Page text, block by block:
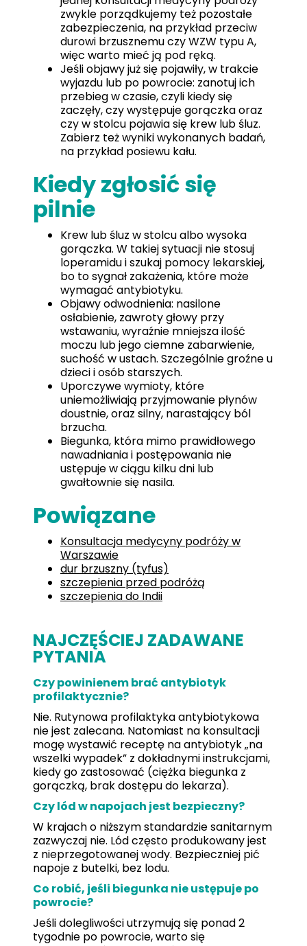
zwykle porządkujemy też pozostałe
zabezpieczenia, na przykład przeciw
durowi brzusznemu czy WZW typu A,
więc warto mieć ją pod ręką.
Jeśli objawy już się pojawiły, w trakcie
wyjazdu lub po powrocie: zanotuj ich
przebieg w czasie, czyli kiedy się
zaczęły, czy występuje gorączka oraz
czy w stolcu pojawia się krew lub śluz.
Zabierz też wyniki wykonanych badań,
na przykład posiewu kału.
Kiedy zgłosić się
pilnie
Krew lub śluz w stolcu albo wysoka
gorączka. W takiej sytuacji nie stosuj
loperamidu i szukaj pomocy lekarskiej,
bo to sygnał zakażenia, które może
wymagać antybiotyku.
Objawy odwodnienia: nasilone
osłabienie, zawroty głowy przy
wstawaniu, wyraźnie mniejsza ilość
moczu lub jego ciemne zabarwienie,
suchość w ustach. Szczególnie groźne u
dzieci i osób starszych.
Uporczywe wymioty, które
uniemożliwiają przyjmowanie płynów
doustnie, oraz silny, narastający ból
brzucha.
Biegunka, która mimo prawidłowego
nawadniania i postępowania nie
ustępuje w ciągu kilku dni lub
gwałtownie się nasila.
Powiązane
Konsultacja medycyny podróży w
Warszawie
dur brzuszny (tyfus)
szczepienia przed podróżą
szczepienia do Indii
NAJCZĘŚCIEJ ZADAWANE
PYTANIA
Czy powinienem brać antybiotyk
profilaktycznie?
Nie. Rutynowa profilaktyka antybiotykowa
nie jest zalecana. Natomiast na konsultacji
mogę wystawić receptę na antybiotyk „na
wszelki wypadek” z dokładnymi instrukcjami,
kiedy go zastosować (ciężka biegunka z
gorączką, brak dostępu do lekarza).
Czy lód w napojach jest bezpieczny?
W krajach o niższym standardzie sanitarnym
zazwyczaj nie. Lód często produkowany jest
z nieprzegotowanej wody. Bezpieczniej pić
napoje z butelki, bez lodu.
Co robić, jeśli biegunka nie ustępuje po
powrocie?
Jeśli dolegliwości utrzymują się ponad 2
tygodnie po powrocie, warto się